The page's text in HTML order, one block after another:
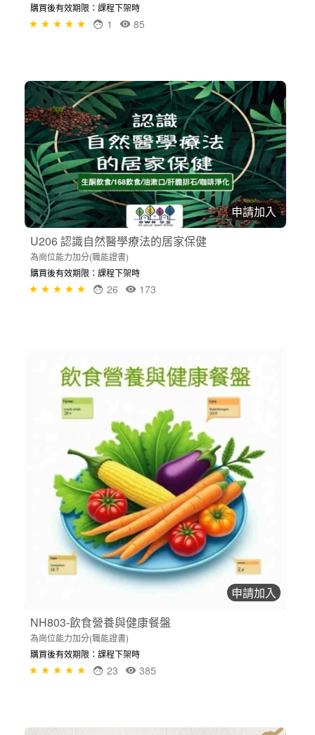
購買後有效期限：課程下架時
85
1
申請加入
U206 認識自然醫學療法的居家保健
為崗位能力加分(職能證書)
購買後有效期限：課程下架時
173
26
申請加入
NH803-飲食營養與健康餐盤
為崗位能力加分(職能證書)
購買後有效期限：課程下架時
385
23